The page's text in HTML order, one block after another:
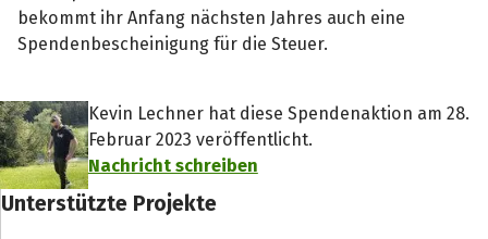
bekommt ihr Anfang nächsten Jahres auch eine
Spendenbescheinigung für die Steuer.
Kevin Lechner hat diese Spendenaktion am 28.
Februar 2023 veröffentlicht.
Nachricht schreiben
Unterstützte Projekte